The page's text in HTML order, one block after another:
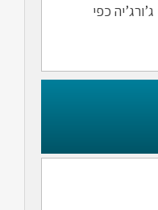
כפי